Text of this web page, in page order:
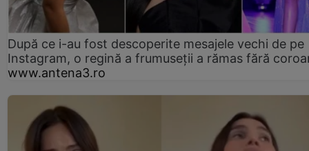
După ce i-au fost descoperite mesajele vechi de pe
Instagram, o regină a frumuseții a rămas fără
www.antena3.ro